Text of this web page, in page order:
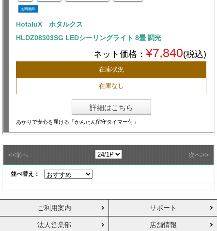
送料無料
HotaluX ホタルクス
HLDZ08303SG LEDシーリングライト 8畳 調光
ネット価格： ¥7,840(税込)
在庫状況
在庫なし
詳細はこちら
あかりで安心を届ける「かんたん留守タイマー付」
<<前へ 次へ>>
並べ替え：
ご利用案内 サポート
法人営業部 店舗情報